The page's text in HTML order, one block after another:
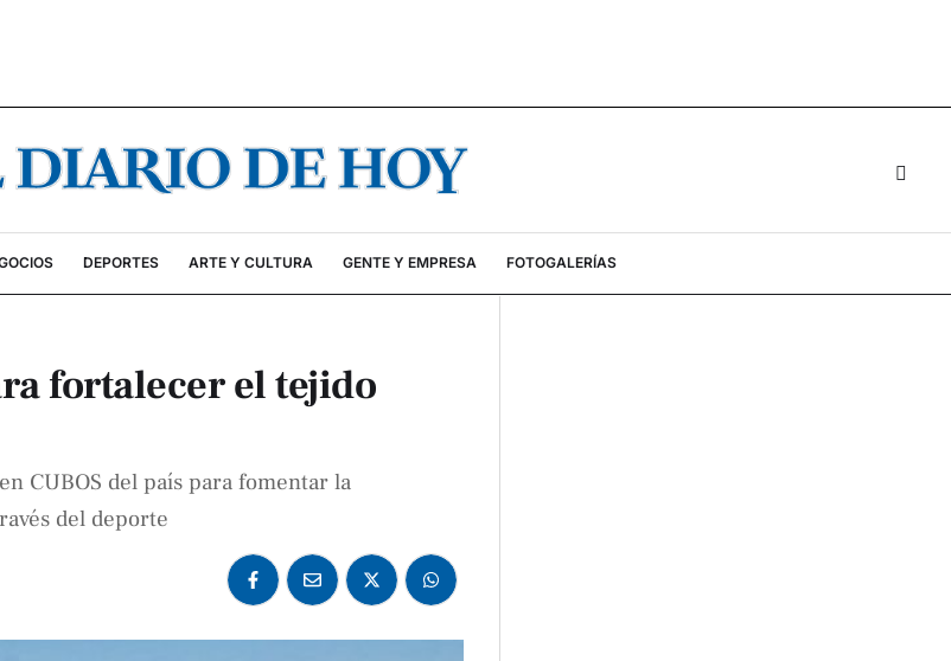
DEPORTES ARTE Y CULTURA GENTE Y EMPRESA FOTOGALERÍAS
fortalecer el tejido
CUBOS del país para fomentar la
del deporte